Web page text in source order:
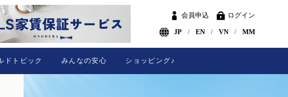
ドトピック みんなの安心 ショッピング♪
会員申込 ログイン
JP EN VN MM